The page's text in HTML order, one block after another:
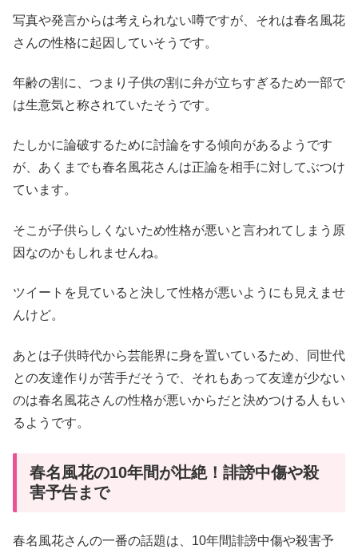
写真や発言からは考えられない噂ですが、それは春名風花
さんの性格に起因していそうです。
年齢の割に、つまり子供の割に弁が立ちすぎるため一部で
は生意気と称されていたそうです。
たしかに論破するために討論をする傾向があるようです
が、あくまでも春名風花さんは正論を相手に対してぶつけ
ています。
そこが子供らしくないため性格が悪いと言われてしまう原
因なのかもしれませんね。
ツイートを見ていると決して性格が悪いようにも見えませ
んけど。
あとは子供時代から芸能界に身を置いているため、同世代
との友達作りが苦手だそうで、それもあって友達が少ない
のは春名風花さんの性格が悪いからだと決めつける人もい
るようです。
春名風花の10年間が壮絶！誹謗中傷や殺
害予告まで
春名風花さんの一番の話題は、10年間誹謗中傷や殺害予